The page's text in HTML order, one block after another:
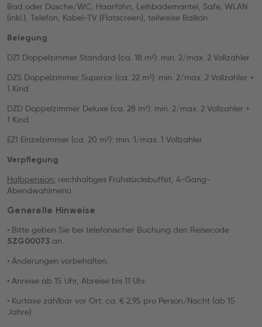
Bad oder Dusche/WC, Haarföhn, Leihbademantel, Safe, WLAN
(inkl.), Telefon, Kabel-TV (Flatscreen), teilweise Balkon
Belegung
DZ1 Doppelzimmer Standard (ca. 18 m²): min. 2/max. 2 Vollzahler
DZS Doppelzimmer Superior (ca. 22 m²): min. 2/max. 2 Vollzahler +
1 Kind
DZD Doppelzimmer Deluxe (ca. 28 m²): min. 2/max. 2 Vollzahler +
1 Kind
EZ1 Einzelzimmer (ca. 20 m²): min. 1/max. 1 Vollzahler
Verpflegung
Halbpension: reichhaltiges Frühstücksbuffet, 4-Gang-
Abendwahlmenü
Generelle Hinweise
• Bitte geben Sie bei telefonischer Buchung den Reisecode
SZG00073 an.
• Änderungen vorbehalten.
• Anreise ab 15 Uhr, Abreise bis 11 Uhr
• Kurtaxe zahlbar vor Ort: ca. € 2,95 pro Person/Nacht (ab 15
Jahre)